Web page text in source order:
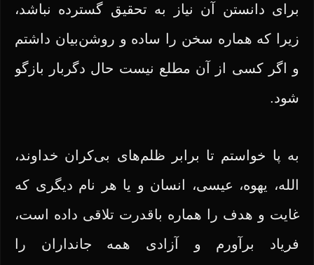
برای دانستن آن نیاز به تحقیق گسترده نباشد،
زیرا که هماره سخن را ساده و روشن‌بیان داشتم
و اگر کسی از آن مطلع نیست حال دگربار بازگو
شود.
به پا خواستم تا برابر ظلم‌های بی‌کران خداوند،
الله، یهوه، عیسی، انسان و یا هر نام دیگری که
غایت و هدف را هماره باقدرت تلاقی داده است،
فریاد برآورم و آزادی همه جانداران را